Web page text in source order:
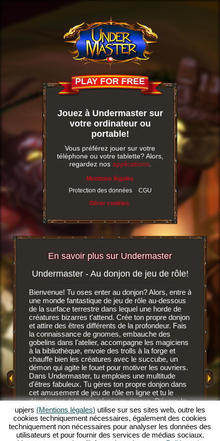
PLAY FOR FREE
Jouez à Undermaster sur
votre ordinateur ou
portable!
Vous préférez jouer sur votre
téléphone ou votre tablette? Alors,
regardez nos applications.
Mentions légales
Protection des données
CGU
Gérer cookies
En savoir plus sur Undermaster
tu
Undermaster - Au donjon de jeu de rôle!
Bienvenue! Tu oses enter au donjon? Alors, entre à
une monde fantastique de jeu de rôle au-dessous
de la surface terrestre dans lequel une horde de
créatures bizarres t'attend. Crée ton propre donjon
et attire des êtres différents de la profondeur. Fais
la connaissance de gnomes, embauche des
gobelins dans l'atelier, accompagne les magiciens
à la bibliothèque, envoie des trolls à la forge et
chauffe bien les créatures avec le succube, un
démon qui agite le fouet pour motiver les ouvriers.
Dans Undermaster, tu emploies une multitude
d'êtres fabuleux. Tu gères ton propre donjon dans
cet amusement de jeu de rôle en ligne et tu le
développes à travers plusieurs étages. Décore-le
avec des superbes objets, aménage les salles et
illumine le décor avec des torches de toutes les
couleurs. Découvre les profondeurs de ce jeu de
rôle en ligne extraordinaire et deviens un
Soif
C'est
des
Après
fond,
Ces
mais
savent
savent
plus
devrais
upjers (Mentions légales) utilise sur ses sites web, outre les
cookies techniquement nécessaires, également des cookies
techniquement non nécessaires pour analyser les données des
utilisateurs et pour fournir des services de médias sociaux.